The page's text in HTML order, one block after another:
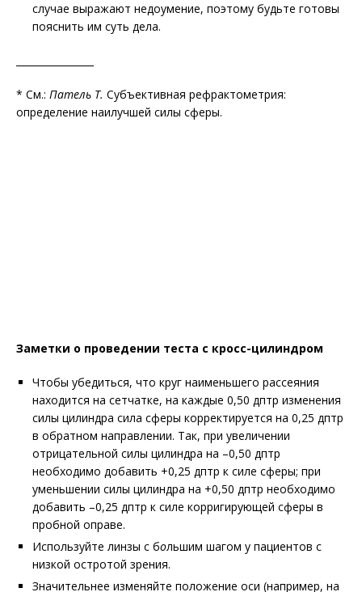
случае выражают недоумение, поэтому будьте готовы
пояснить им суть дела.
* См.: Патель Т. Субъективная рефрактометрия:
определение наилучшей силы сферы.
Заметки о проведении теста с кросс-цилиндром
Чтобы убедиться, что круг наименьшего рассеяния
находится на сетчатке, на каждые 0,50 дптр изменения
силы цилиндра сила сферы корректируется на 0,25 дптр
в обратном направлении. Так, при увеличении
отрицательной силы цилиндра на –0,50 дптр
необходимо добавить +0,25 дптр к силе сферы; при
уменьшении силы цилиндра на +0,50 дптр необходимо
добавить –0,25 дптр к силе корригирующей сферы в
пробной оправе.
Используйте линзы с большим шагом у пациентов с
низкой остротой зрения.
Значительнее изменяйте положение оси (например, на